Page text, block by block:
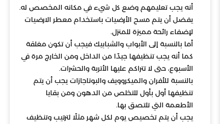
أنه يجب تعليمهم وضع كل شيء في مكانه المخصص له.
يفضل أن يتم مسح الأرضيات باستخدام معطر الارضيات
لإضفاء رائحة مميزة للمنزل.
أما بالنسبة إلى الأبواب والشبابيك فيجب أن تكون مغلقة
كما أنه يجب تنظيفها جيدًا من الداخل ومن الخارج مرة في
الأسبوع، حتى لا تتراكم عليها الأتربة والحشرات.
بالنسبة للأفران والميكروويف والبوتاجازات يجب أن يتم
تنظيفها أول بأول للتخلص من الدهون ومن بقايا
الأطعمة التي تلتصق بها.
يجب أن يتم تخصيص يوم لكل شهر مثلًا لترتيب وتنظيف